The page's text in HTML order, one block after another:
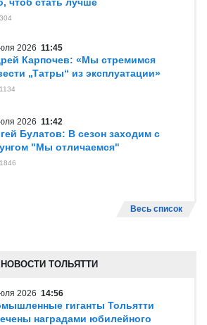
304
2026 11:45
Карпочев: «Мы стремимся
„Татры“ из эксплуатации»
1134
2026 11:42
Булатов: В сезон заходим с
"Мы отличаемся"
1846
Весь список
НОВОСТИ ТОЛЬЯТТИ
2026 14:56
гиганты Тольятти
наградами юбилейного